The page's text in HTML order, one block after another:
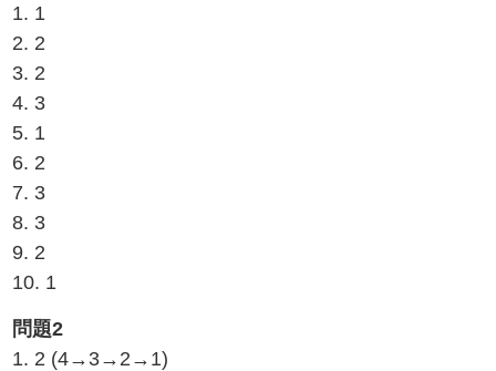
1. 1
2. 2
3. 2
4. 3
5. 1
6. 2
7. 3
8. 3
9. 2
10. 1
問題2
1. 2 (4→3→2→1)